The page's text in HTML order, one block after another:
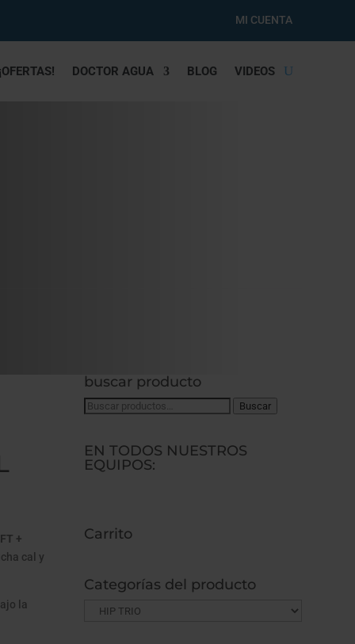
MI CUENTA
¡OFERTAS! DOCTOR AGUA BLOG VIDEOS
+
cal y
la
buscar producto
Buscar
Buscar
EN TODOS NUESTROS
EQUIPOS:
Carrito
Categorías del producto